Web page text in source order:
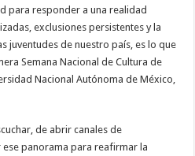
para responder a una realidad
exclusiones persistentes y la
juventudes de nuestro país, es lo que
Semana Nacional de Cultura de
Nacional Autónoma de México,
de abrir canales de
panorama para reafirmar la